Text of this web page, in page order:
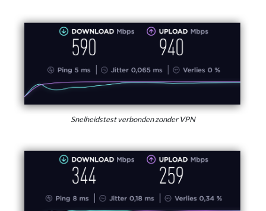
Snelheidstest verbonden zonder VPN